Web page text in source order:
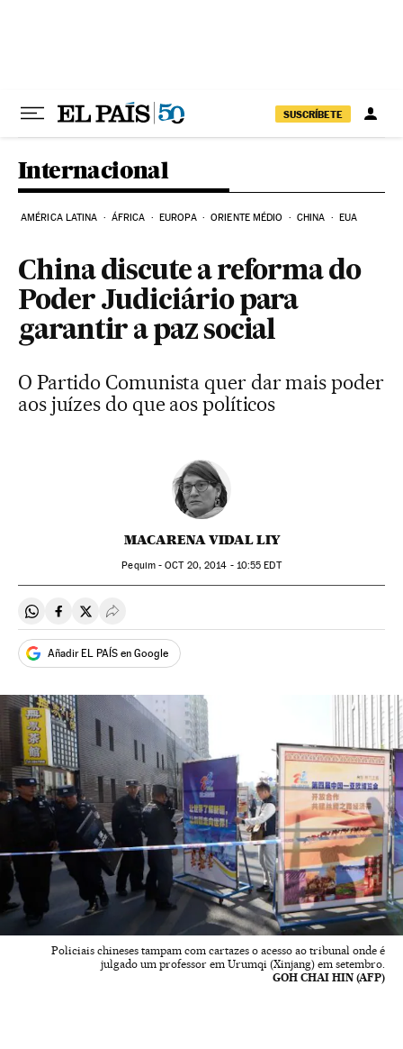
SUSCRÍBETE
Internacional
AMÉRICA LATINA ÁFRICA EUROPA ORIENTE MÉDIO CHINA EUA
China discute a reforma do
Poder Judiciário para
garantir a paz social
O Partido Comunista quer dar mais poder
aos juízes do que aos políticos
MACARENA VIDAL LIY
Pequim -OCT20, 2014 - 10:55 EDT
Compartir en Whatsapp
Compartir en Facebook
Compartir en Twitter
Desplegar Redes Sociales
Añadir EL PAÍS en Google
Policiais chineses tampam com cartazes o acesso ao tribunal onde é
julgado um professor em Urumqi (Xinjang) em setembro.
GOH CHAI HIN (AFP)